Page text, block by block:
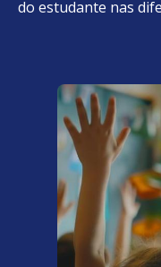
do estudante nas